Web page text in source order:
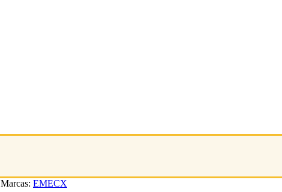
Marcas: EMECX